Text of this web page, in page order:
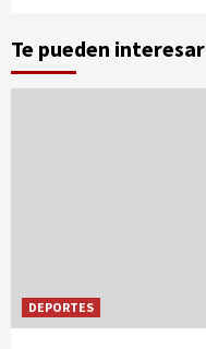
Te pueden interesar
DEPORTES